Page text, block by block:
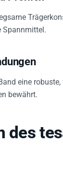
eine
bewährt.
des